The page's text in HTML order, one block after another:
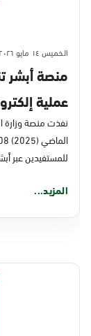
الخميس ١٤ مايو ٢٠٢٦
عملية
نفذت منصة وزارة
للمستفيدين عبر
المزيد...